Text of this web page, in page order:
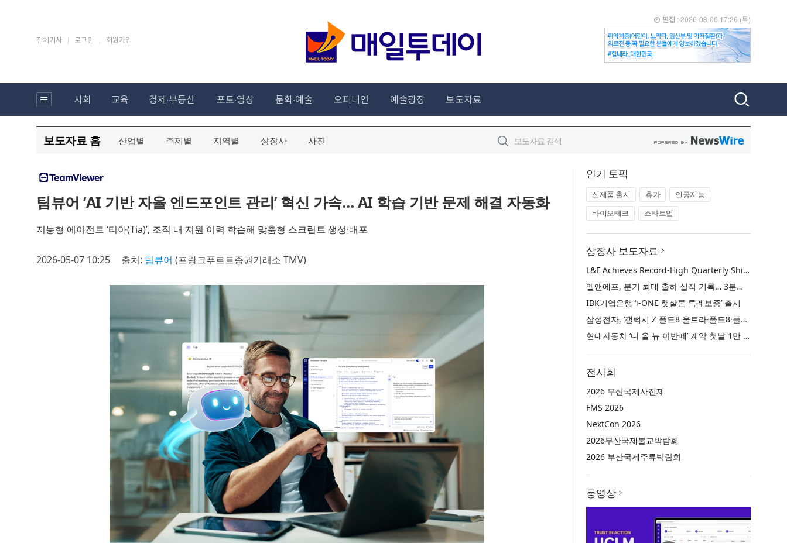
보도자료 홈 산업별 주제별 지역별 상장사 사진
팀뷰어 ‘AI 기반 자율 엔드포인트 관리’ 혁신 가속… AI 학습 기반 문제 해결 자동화
지능형 에이전트 ‘티아(Tia)’, 조직 내 지원 이력 학습해 맞춤형 스크립트 생성·배포
2026-05-07 10:25 출처: 팀뷰어 (프랑크푸르트증권거래소 TMV)
인기 토픽
신제품 출시 휴가
인공지능
바이오테크
스타트업
상장사 보도자료
L&F Achieves Record-High Quarterly Shipments, Begins LFP Supply for North American ESS in Q3 Advancing its Two-Track NCM and LFP Growth Strategy
엘앤에프, 분기 최대 출하 실적 기록… 3분기 북미 ESS향 LFP 공급 착수 NCM+LFP ‘2-Track’ 성장 전략 실현
IBK기업은행 ‘i-ONE 햇살론 특례보증’ 출시
삼성전자, ‘갤럭시 Z 폴드8 울트라·폴드8·플립8’과 ‘갤럭시 워치 울트라2·워치9’ 국내 공식 출시
현대자동차 ‘디 올 뉴 아반떼’ 계약 첫날 1만 대 돌파
전시회
2026 부산국제사진제
FMS 2026
NextCon 2026
2026부산국제불교박람회
2026 부산국제주류박람회
동영상